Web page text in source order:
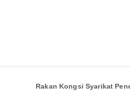
Rakan Kongsi Syarikat